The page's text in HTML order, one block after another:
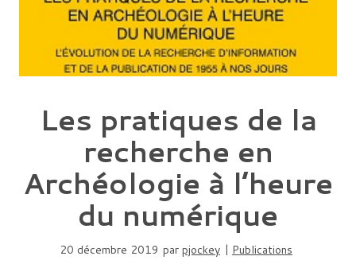
Les pratiques de la
recherche en
Archéologie à l’heure
du numérique
20 décembre 2019 par pjockey | Publications